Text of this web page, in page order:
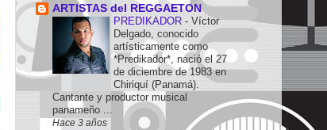
ARTISTAS del REGGAETON
PREDIKADOR - Víctor
Delgado, conocido
artísticamente como
*Predikador*, nació el 27
de diciembre de 1983 en
Chiriquí (Panamá).
Cantante y productor musical
panameño ...
Hace 3 años